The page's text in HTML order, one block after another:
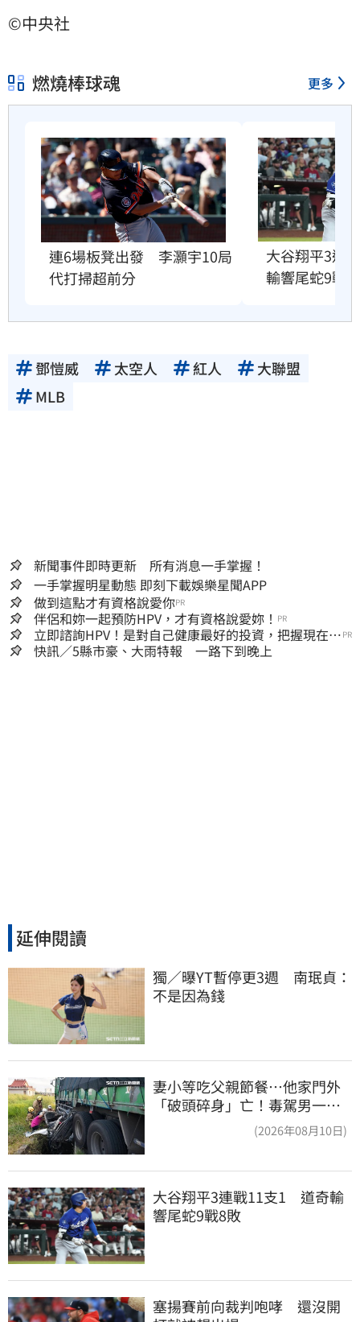
©中央社
燃燒棒球魂 更多
連6場板凳出發　李灝宇10局
代打掃超前分
大谷翔平3連
輸響尾蛇9戰8
鄧愷威 太空人 紅人
大聯盟
MLB
新聞事件即時更新 所有消息一手掌握！
一手掌握明星動態 即刻下載娛樂星聞APP
做到這點才有資格說愛你PR
伴侶和妳一起預防HPV，才有資格說愛妳！ PR
立即諮詢HPV！是對自己健康最好的投資，把握現在不
嫌晚！
PR
快訊／5縣市豪、大雨特報 一路下到晚上
延伸閱讀
獨／曝YT暫停更3週　南珉貞：
不是因為錢
妻小等吃父親節餐⋯他家門外
「破頭碎身」亡！毒駕男一路
(2026年08月10日)
大谷翔平3連戰11支1　道奇輸
響尾蛇9戰8敗
塞揚賽前向裁判咆哮　還沒開